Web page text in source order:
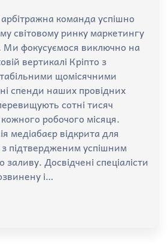
команда успішно
світовому ринку маркетингу
Ми фокусуємося виключно на
вертикалі Кріпто з
щомісячними
спенди наших провідних
сотні тисяч
робочого місяця.
медіабаєр відкрита для
з підтвердженим успішним
Досвідчені спеціалісти
і…